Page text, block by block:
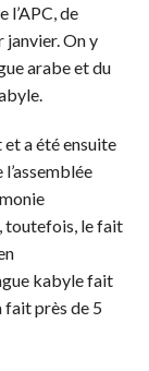
l’APC, de
janvier. On y
arabe et du
et a été ensuite
toutefois, le fait
kabyle fait
fait près de 5